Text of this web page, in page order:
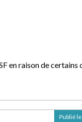
en raison de certains
Publié le